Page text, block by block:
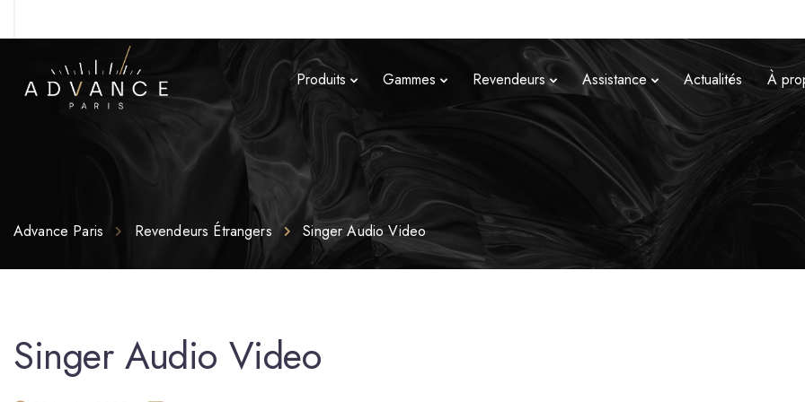
Produits Gammes Revendeurs Assistance Actualités À
Advance Paris Revendeurs Étrangers Singer Audio Video
Singer Audio Video